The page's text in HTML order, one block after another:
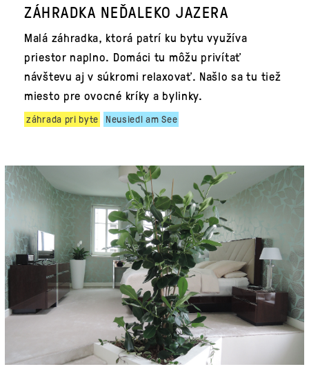
ZÁHRADKA NEĎALEKO JAZERA
Malá záhradka, ktorá patrí ku bytu využíva
priestor naplno. Domáci tu môžu privítať
návštevu aj v súkromi relaxovať. Našlo sa tu tiež
miesto pre ovocné kríky a bylinky.
záhrada pri byte Neusiedl am See